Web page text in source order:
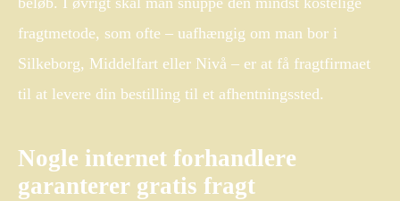
fragtmetode, som ofte – uafhængig om man bor i
Silkeborg, Middelfart eller Nivå – er at få fragtfirmaet
til at levere din bestilling til et afhentningssted.
Nogle internet forhandlere
garanterer gratis fragt